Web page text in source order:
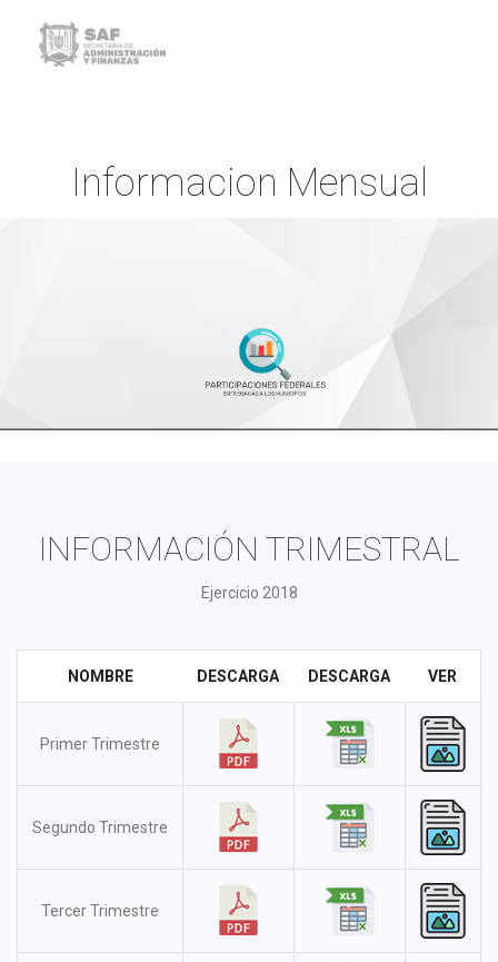
Informacion Mensual
INFORMACIÓN TRIMESTRAL
Ejercicio 2018
NOMBRE DESCARGA DESCARGA VER
Primer Trimestre
Segundo Trimestre
Tercer Trimestre